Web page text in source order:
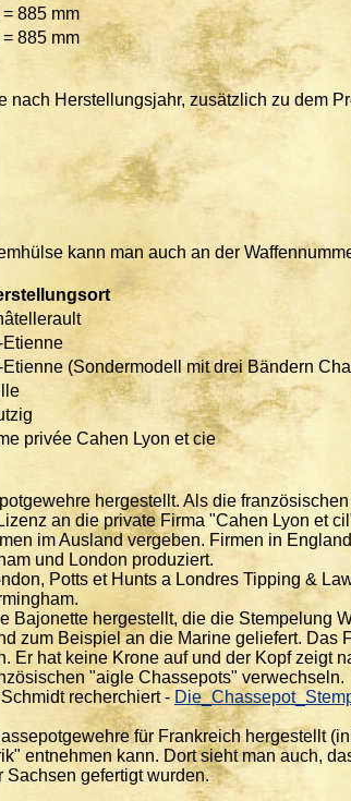
885 mm
885 mm
nach Herstellungsjahr, zusätzlich zu dem
kann man auch an der
Etienne
Etienne (Sondermodell mit drei Bändern
privée Cahen Lyon et cie
hergestellt. Als die
an die private Firma "Cahen Lyon et
im Ausland vergeben. Firmen in
und London produziert.
Potts et Hunts a Londres Tipping &
Bajonette hergestellt, die die Stempelung
zum Beispiel an die Marine geliefert.
Er hat keine Krone auf und der Kopf zeigt
"aigle Chassepots" verwechseln.
recherchiert -
für Frankreich hergestellt
entnehmen kann. Dort sieht man auch,
Sachsen gefertigt wurden.